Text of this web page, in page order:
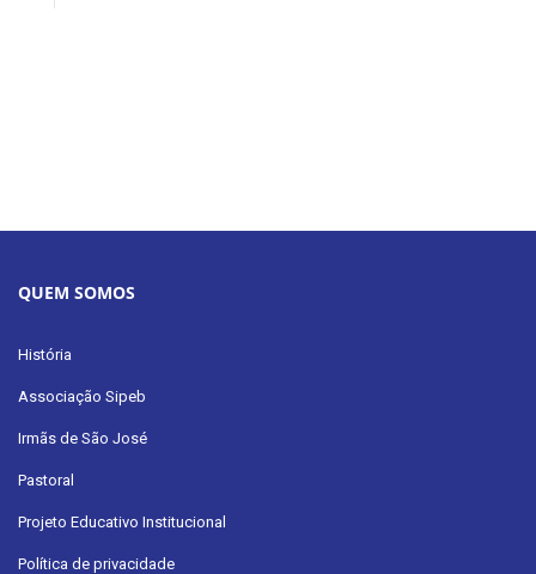
QUEM SOMOS
História
Associação Sipeb
Irmãs de São José
Pastoral
Projeto Educativo Institucional
Política de privacidade